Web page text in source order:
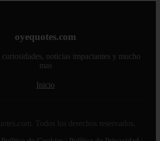
oyequotes.com
curiosidades, noticias impactantes y mucho
mas
Inicio
Todos los derechos reservados.